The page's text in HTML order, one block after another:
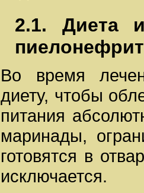
2.1. Диета
Во время
диету, чтобы
питания
маринады,
готовятся в
исключается.